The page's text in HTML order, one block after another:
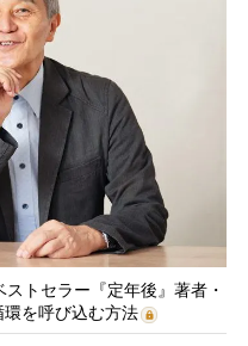
ストセラー『定年後』著者・
を呼び込む方法